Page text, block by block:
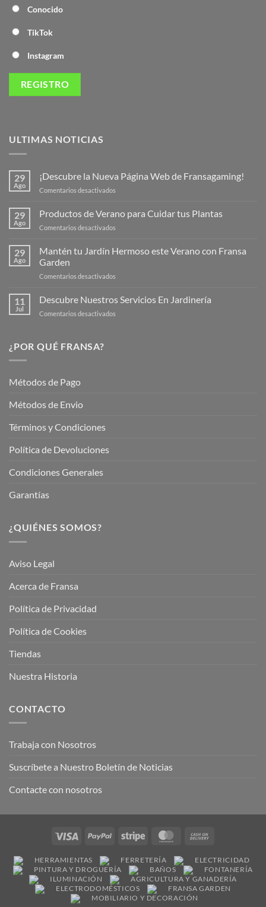
Conocido
TikTok
Instagram
ULTIMAS NOTICIAS
29
Ago
¡Descubre la Nueva Página Web de Fransagaming!
Comentarios desactivados
Nueva
de
29
Ago
Productos de Verano para Cuidar tus Plantas
Comentarios desactivados
de
Verano
Plantas
29
Ago
Mantén tu Jardín Hermoso este Verano con Fransa
Garden
Comentarios desactivados
tu
Jardín
11
Jul
Descubre Nuestros Servicios En Jardinería
Comentarios desactivados
¿POR QUÉ FRANSA?
Métodos de Pago
Métodos de Envio
Términos y Condiciones
Política de Devoluciones
Condiciones Generales
Garantías
¿QUIÉNES SOMOS?
Aviso Legal
Acerca de Fransa
Política de Privacidad
Política de Cookies
Tiendas
Nuestra Historia
CONTACTO
Trabaja con Nosotros
Suscríbete a Nuestro Boletín de Noticias
Contacte con nosotros
Visa PayPal Stripe MasterCard
Delivery
HERRAMIENTAS FERRETERÍA
ELECTRICIDAD
PINTURA Y DROGUERÍA
BAÑOS
FONTANERÍA
ILUMINACIÓN
AGRICULTURA Y GANADERÍA
ELECTRODOMÉSTICOS
FRANSA GARDEN
MOBILIARIO Y DECORACIÓN